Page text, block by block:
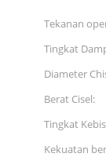
Tekanan
Tingkat
Diameter
Berat Cisel:
Tingkat
Kekuatan